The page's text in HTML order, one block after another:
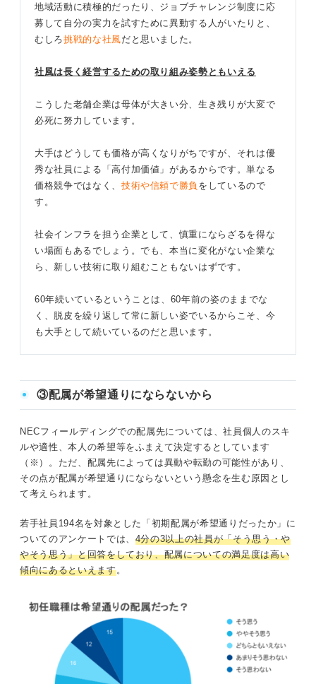
地域活動に積極的だったり、ジョブチャレンジ制度に応
募して自分の実力を試すために異動する人がいたりと、
むしろ挑戦的な社風だと思いました。
社風は長く経営するための取り組み姿勢ともいえる
こうした老舗企業は母体が大きい分、生き残りが大変で
必死に努力しています。
大手はどうしても価格が高くなりがちですが、それは優
秀な社員による「高付加価値」があるからです。単なる
価格競争ではなく、 技術や信頼で勝負 をしているので
す。
社会インフラを担う企業として、慎重にならざるを得な
い場面もあるでしょう。でも、本当に変化がない企業な
ら、新しい技術に取り組むこともないはずです。
60年続いているということは、60年前の姿のままでな
く、脱皮を繰り返して常に新しい姿でいるからこそ、今
も大手として続いているのだと思います。
③配属が希望通りにならないから
NECフィールディングでの配属先については、社員個人のスキ
ルや適性、本人の希望等をふまえて決定するとしています
（※）。ただ、配属先によっては異動や転勤の可能性があり、
その点が配属が希望通りにならないという懸念を生む原因とし
て考えられます。
若手社員194名を対象とした「初期配属が希望通りだったか」に
ついてのアンケートでは、 4分の3以上の社員が「そう思う・や
やそう思う」と回答をしており、配属についての満足度は高い
傾向にあるといえます。